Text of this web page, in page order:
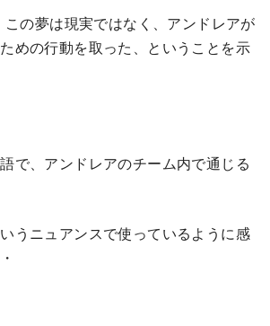
この夢は現実ではなく、アンドレアが
めの行動を取った、ということを示
で、アンドレアのチーム内で通じる
うニュアンスで使っているように感